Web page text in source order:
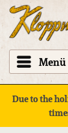
Menü
Due to the